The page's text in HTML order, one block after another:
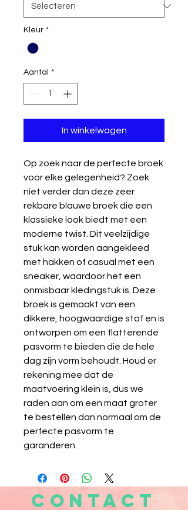
Kleur *
Aantal *
In winkelwagen
Op zoek naar de perfecte broek
voor elke gelegenheid? Zoek
niet verder dan deze zeer
rekbare blauwe broek die een
klassieke look biedt met een
moderne twist. Dit veelzijdige
stuk kan worden aangekleed
met hakken of casual met een
sneaker, waardoor het een
onmisbaar kledingstuk is. Deze
broek is gemaakt van een
dikkere, hoogwaardige stof en is
ontworpen om een ​​flatterende
pasvorm te bieden die de hele
dag zijn vorm behoudt. Houd er
rekening mee dat de
maatvoering klein is, dus we
raden aan om een ​​maat groter
te bestellen dan normaal om de
perfecte pasvorm te
garanderen.
CONTACT